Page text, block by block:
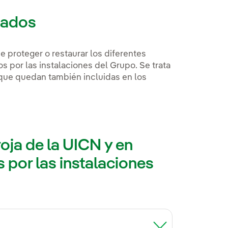
proteger o restaurar los diferentes
por las instalaciones del Grupo. Se trata
quedan también incluidas en los
de la UICN y en
por las instalaciones